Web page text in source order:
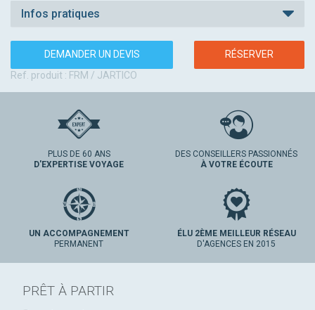
Infos pratiques
DEMANDER UN DEVIS
RÉSERVER
Ref. produit : FRM / JARTICO
PLUS DE 60 ANS
D'EXPERTISE VOYAGE
DES CONSEILLERS PASSIONNÉS
À VOTRE ÉCOUTE
UN ACCOMPAGNEMENT
PERMANENT
ÉLU 2ÈME MEILLEUR RÉSEAU
D'AGENCES EN 2015
PRÊT À PARTIR